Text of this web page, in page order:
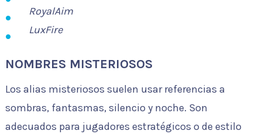
RoyalAim
LuxFire
NOMBRES MISTERIOSOS
Los alias misteriosos suelen usar referencias a
sombras, fantasmas, silencio y noche. Son
adecuados para jugadores estratégicos o de estilo